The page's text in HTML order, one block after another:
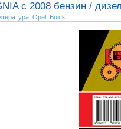
c 2008 бензин /
, Opel , Buick